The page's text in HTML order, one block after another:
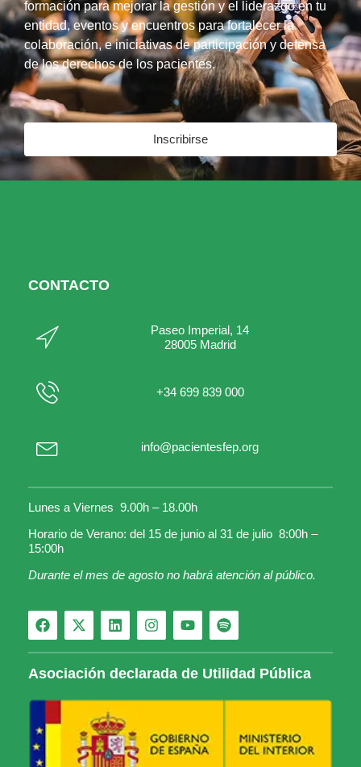
formación para mejorar la gestión y el liderazgo en tu
entidad, eventos y encuentros para fortalecer la
colaboración, e iniciativas de participación y defensa
de los derechos de los pacientes.
Inscribirse
CONTACTO
Paseo Imperial, 14
28005 Madrid
+34 699 839 000
info@pacientesfep.org
Lunes a Viernes 9.00h – 18.00h
Horario de Verano: del 15 de junio al 31 de julio 8:00h –
15:00h
Durante el mes de agosto no habrá atención al público.
Asociación declarada de Utilidad Pública